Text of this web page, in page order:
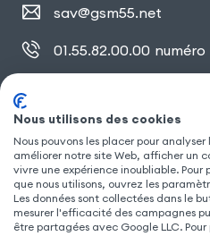
sav@gsm55.net
01.55.82.00.00
SUIVEZ
Nous utilisons des cookies
Nous pouvons les placer pour analyser
améliorer notre site Web, afficher un
vivre une expérience inoubliable. Pour
que nous utilisons, ouvrez les
Les données sont collectées dans le
mesurer l'efficacité des campagnes
être partagées avec Google LLC.